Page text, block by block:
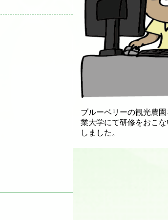
ブルーベリーの観光農
業大学にて研修をおこ
しました。